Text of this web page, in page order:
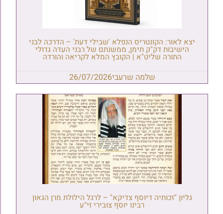
יצא לאור: הקונטריס הנפלא 'שבילי דעת' – הדרכה לבני
הישיבות דק"ק תימן, ממשנתם של רבני העדה גדולי
התורה שליט"א | הקובץ המלא לקריאה והורדה
שלמה שרעבי26/07/2026
גליון "זכותיה דיוסף צדיקא" – לרגל הילולת מרן הגאון
רבינו יוסף צובירי זי"ע